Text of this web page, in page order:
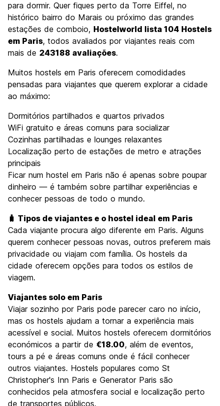
para dormir. Quer fiques perto da Torre Eiffel, no
histórico bairro do Marais ou próximo das grandes
estações de comboio, Hostelworld lista 104 Hostels
em Paris, todos avaliados por viajantes reais com
mais de 243188 avaliações.
Muitos hostels em Paris oferecem comodidades
pensadas para viajantes que querem explorar a cidade
ao máximo:
Dormitórios partilhados e quartos privados
WiFi gratuito e áreas comuns para socializar
Cozinhas partilhadas e lounges relaxantes
Localização perto de estações de metro e atrações
principais
Ficar num hostel em Paris não é apenas sobre poupar
dinheiro — é também sobre partilhar experiências e
conhecer pessoas de todo o mundo.
🧳 Tipos de viajantes e o hostel ideal em Paris
Cada viajante procura algo diferente em Paris. Alguns
querem conhecer pessoas novas, outros preferem mais
privacidade ou viajam com família. Os hostels da
cidade oferecem opções para todos os estilos de
viagem.
Viajantes solo em Paris
Viajar sozinho por Paris pode parecer caro no início,
mas os hostels ajudam a tornar a experiência mais
acessível e social. Muitos hostels oferecem dormitórios
económicos a partir de €18.00, além de eventos,
tours a pé e áreas comuns onde é fácil conhecer
outros viajantes. Hostels populares como St
Christopher's Inn Paris e Generator Paris são
conhecidos pela atmosfera social e localização perto
de transportes públicos.